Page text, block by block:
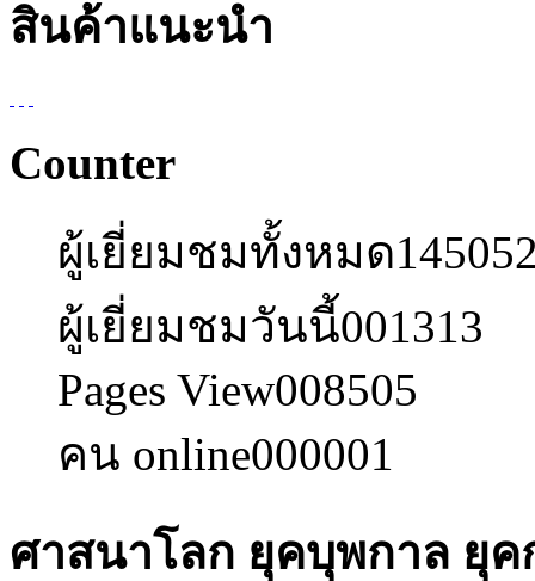
สินค้าแนะนำ
Counter
ผู้เยี่ยมชมทั้งหมด
ผู้เยี่ยมชมวันนี้001313
Pages View008505
คน online000001
ศาสนาโลก ยุคบุพกาล ยุ